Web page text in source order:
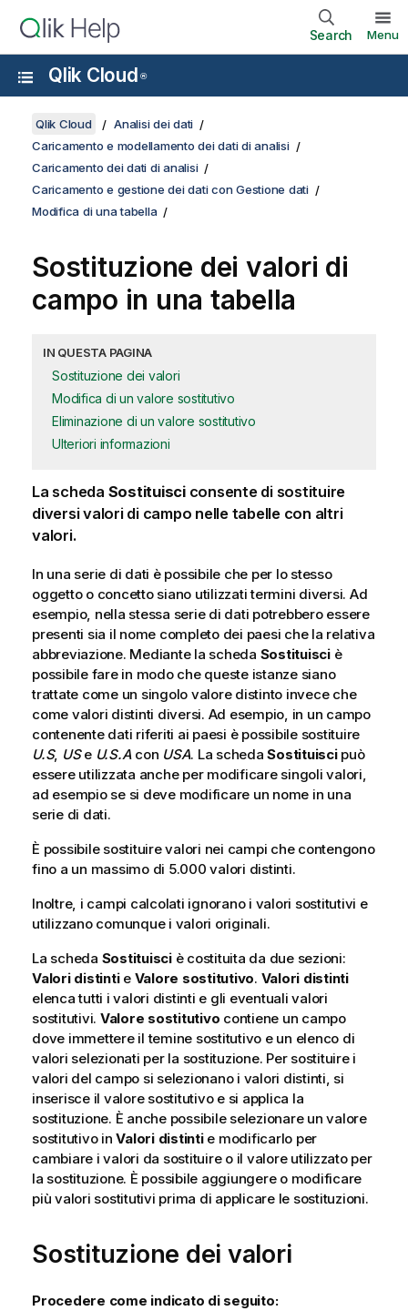
Search Menu
Qlik Cloud ®
Qlik Cloud
Analisi dei dati
Caricamento e modellamento dei dati di analisi
Caricamento dei dati di analisi
Caricamento e gestione dei dati con Gestione dati
Modifica di una tabella
Sostituzione dei valori di
campo in una tabella
IN QUESTA PAGINA
Sostituzione dei valori
Modifica di un valore sostitutivo
Eliminazione di un valore sostitutivo
Ulteriori informazioni
La scheda Sostituisciconsente di sostituire
diversi valori di campo nelle tabelle con altri
valori.
In una serie di dati è possibile che per lo stesso
oggetto o concetto siano utilizzati termini diversi. Ad
esempio, nella stessa serie di dati potrebbero essere
presenti sia il nome completo dei paesi che la relativa
abbreviazione. Mediante la scheda Sostituisciè
possibile fare in modo che queste istanze siano
trattate come un singolo valore distinto invece che
come valori distinti diversi. Ad esempio, in un campo
contenente dati riferiti ai paesi è possibile sostituire
U.S, USe U.S.Acon USA. La schedaSostituiscipuò
essere utilizzata anche per modificare singoli valori,
ad esempio se si deve modificare un nome in una
serie di dati.
È possibile sostituire valori nei campi che contengono
fino a un massimo di 5.000 valori distinti.
Inoltre, i campi calcolati ignorano i valori sostitutivi e
utilizzano comunque i valori originali.
La scheda Sostituisciè costituita da due sezioni:
Valori distintie Valore sostitutivo. Valori distinti
elenca tutti i valori distinti e gli eventuali valori
sostitutivi. Valore sostitutivo contiene un campo
dove immettere il temine sostitutivo e un elenco di
valori selezionati per la sostituzione. Per sostituire i
valori del campo si selezionano i valori distinti, si
inserisce il valore sostitutivo e si applica la
sostituzione. È anche possibile selezionare un valore
sostitutivo inValori distintie modificarlo per
cambiare i valori da sostituire o il valore utilizzato per
la sostituzione. È possibile aggiungere o modificare
più valori sostitutivi prima di applicare le sostituzioni.
Sostituzione dei valori
Procedere come indicato di seguito: